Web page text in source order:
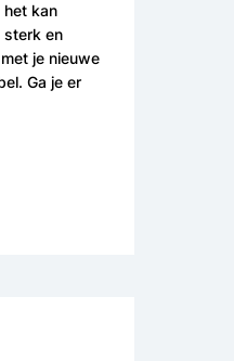
het kan
sterk en
je nieuwe
Ga je er